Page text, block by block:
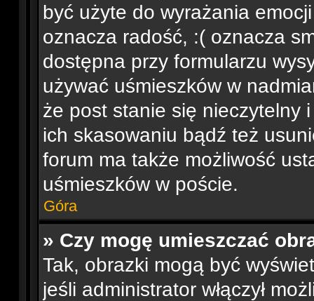
być użyte do wyrażania
oznacza radość, :( oznacza
dostępna przy formularzu
używać uśmieszków w
że post stanie się nieczytelny
ich skasowaniu bądź też
forum ma także możliwość
uśmieszków w poście.
Góra
» Czy mogę umieszczać
Tak, obrazki mogą być
jeśli administrator włączył